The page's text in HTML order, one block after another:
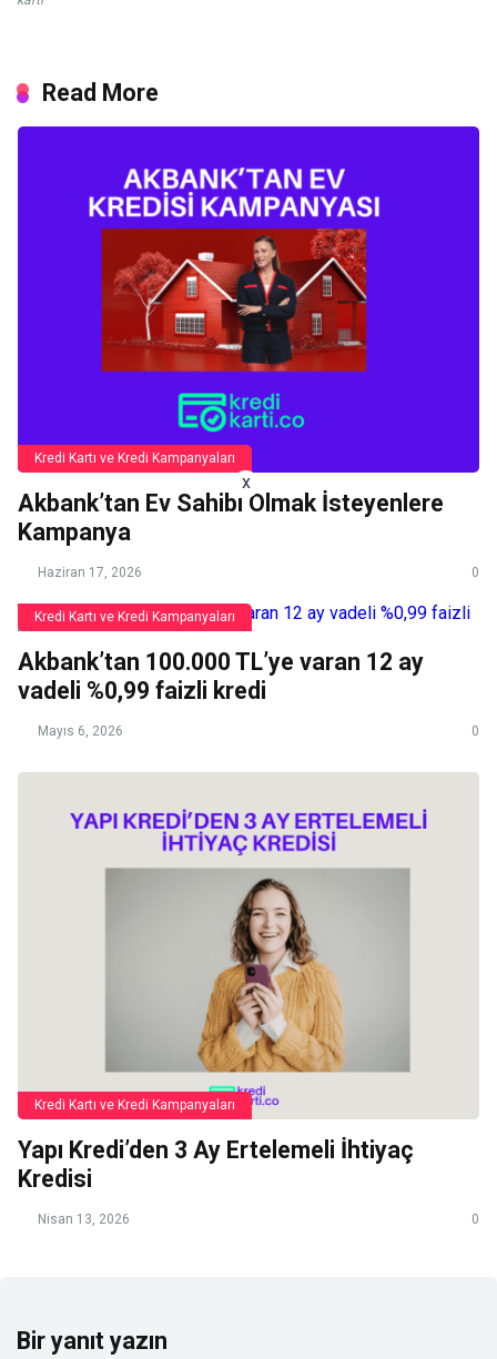
x
Read More
Kredi Kartı ve Kredi Kampanyaları
Akbank’tan Ev Sahibi Olmak İsteyenlere
Kampanya
Haziran 17, 2026 0
Kredi Kartı ve Kredi Kampanyaları
Akbank’tan 100.000 TL’ye varan 12 ay
vadeli %0,99 faizli kredi
Mayıs 6, 2026 0
Kredi Kartı ve Kredi Kampanyaları
Yapı Kredi’den 3 Ay Ertelemeli İhtiyaç
Kredisi
Nisan 13, 2026 0
Bir yanıt yazın